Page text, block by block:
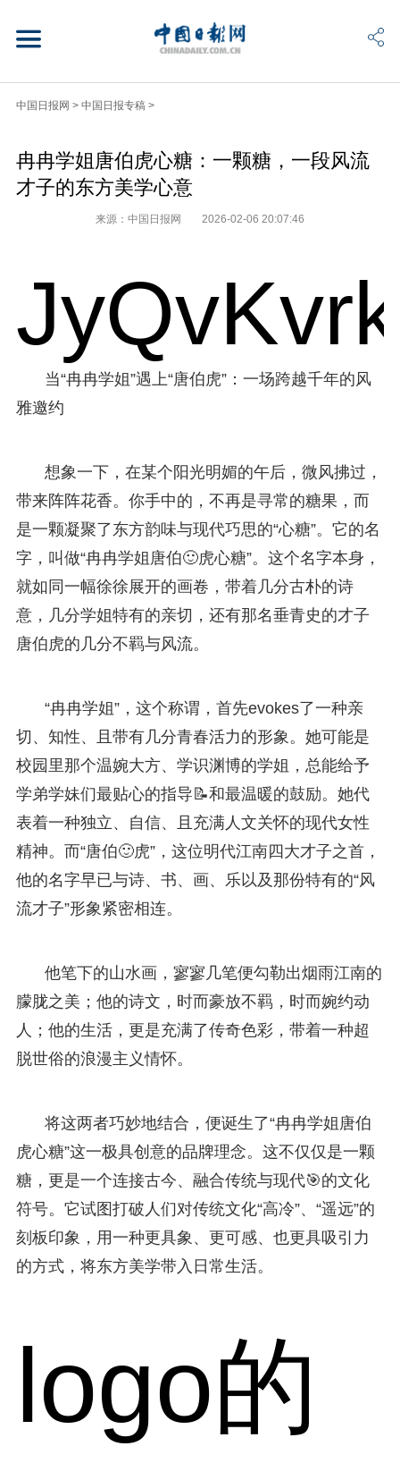
中国日报网 > 中国日报专稿 >
冉冉学姐唐伯虎心糖：一颗糖，一段风流
才子的东方美学心意
来源：中国日报网 2026-02-06 20:07:46
当“冉冉学姐”遇上“唐伯虎”：一场跨越千年的风
雅邀约
想象一下，在某个阳光明媚的午后，微风拂过，
带来阵阵花香。你手中的，不再是寻常的糖果，而
是一颗凝聚了东方韵味与现代巧思的“心糖”。它的名
字，叫做“冉冉学姐唐伯🙂虎心糖”。这个名字本身，
就如同一幅徐徐展开的画卷，带着几分古朴的诗
意，几分学姐特有的亲切，还有那名垂青史的才子
唐伯虎的几分不羁与风流。
“冉冉学姐”，这个称谓，首先evokes了一种亲
切、知性、且带有几分青春活力的形象。她可能是
校园里那个温婉大方、学识渊博的学姐，总能给予
学弟学妹们最贴心的指导📝和最温暖的鼓励。她代
表着一种独立、自信、且充满人文关怀的现代女性
精神。而“唐伯🙂虎”，这位明代江南四大才子之首，
他的名字早已与诗、书、画、乐以及那份特有的“风
流才子”形象紧密相连。
他笔下的山水画，寥寥几笔便勾勒出烟雨江南的
朦胧之美；他的诗文，时而豪放不羁，时而婉约动
人；他的生活，更是充满了传奇色彩，带着一种超
脱世俗的浪漫主义情怀。
将这两者巧妙地结合，便诞生了“冉冉学姐唐伯
虎心糖”这一极具创意的品牌理念。这不仅仅是一颗
糖，更是一个连接古今、融合传统与现代🎯的文化
符号。它试图打破人们对传统文化“高冷”、“遥远”的
刻板印象，用一种更具象、更可感、也更具吸引力
的方式，将东方美学带入日常生活。
logo的